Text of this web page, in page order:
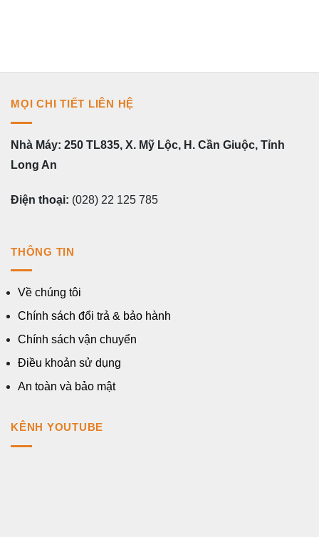
MỌI CHI TIẾT LIÊN HỆ
Nhà Máy: 250 TL835, X. Mỹ Lộc, H. Cần Giuộc, Tỉnh
Long An
Điện thoại: (028) 22 125 785
THÔNG TIN
Về chúng tôi
Chính sách đổi trả & bảo hành
Chính sách vận chuyển
Điều khoản sử dụng
An toàn và bảo mật
KÊNH YOUTUBE